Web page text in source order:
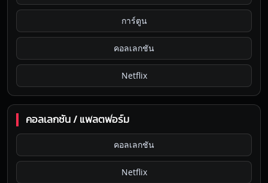
การ์ตูน
คอลเลกชัน
Netflix
คอลเลกชัน / แพลตฟอร์ม
คอลเลกชัน
Netflix